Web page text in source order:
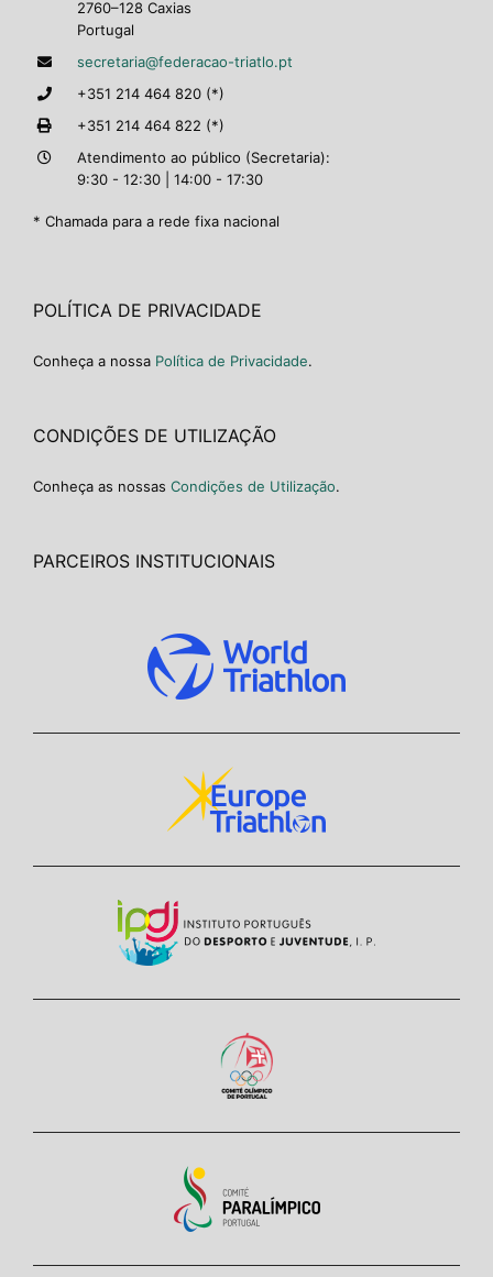
2760–128 Caxias
Portugal
secretaria@federacao-triatlo.pt
+351 214 464 820 (*)
+351 214 464 822 (*)
Atendimento ao público (Secretaria):
9:30 - 12:30 | 14:00 - 17:30
* Chamada para a rede fixa nacional
POLÍTICA DE PRIVACIDADE
Conheça a nossa Política de Privacidade.
CONDIÇÕES DE UTILIZAÇÃO
Conheça as nossas Condições de Utilização.
PARCEIROS INSTITUCIONAIS